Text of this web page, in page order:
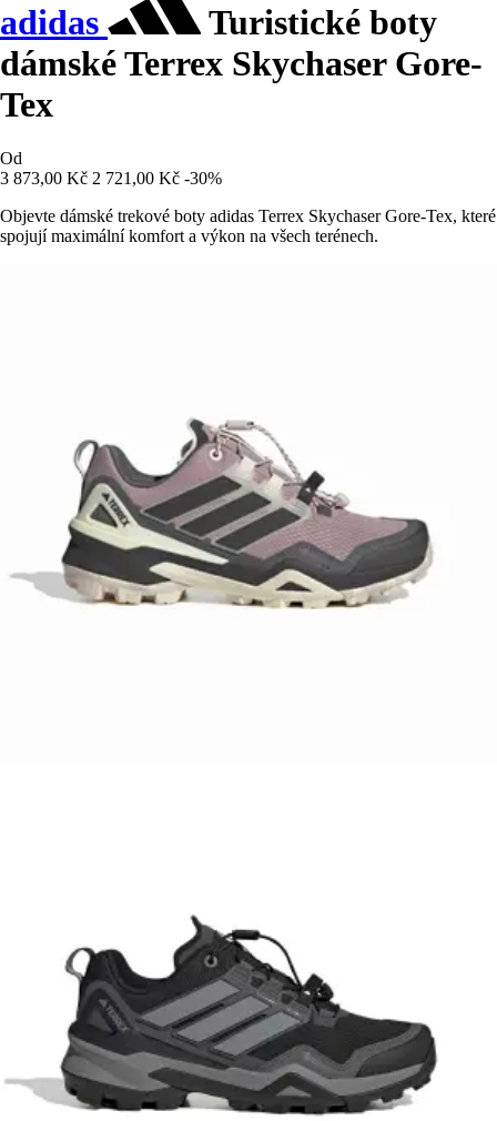
adidas
Turistické boty
dámské Terrex Skychaser Gore-
Tex
Od
3 873,00 Kč 2 721,00 Kč -30%
Objevte dámské trekové boty adidas Terrex Skychaser Gore-Tex, které
spojují maximální komfort a výkon na všech terénech.